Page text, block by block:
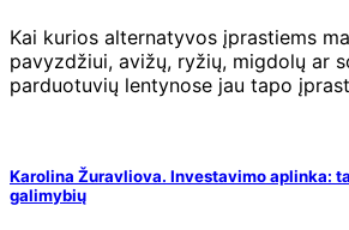
Kai kurios alternatyvos įprastiems
pavyzdžiui, avižų, ryžių, migdolų ar
parduotuvių lentynose jau tapo
Karolina Žuravliova. Investavimo aplinka:
galimybių